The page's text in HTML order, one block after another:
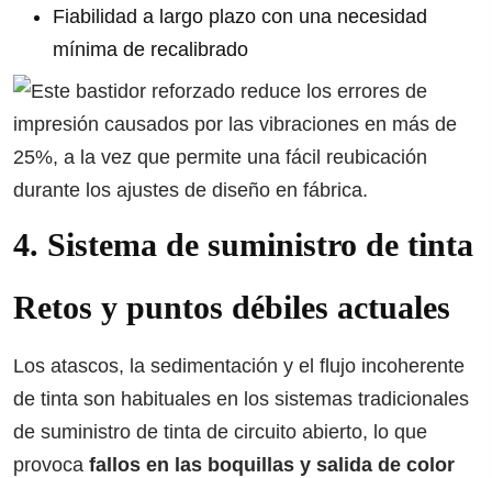
Fiabilidad a largo plazo con una necesidad
mínima de recalibrado
4. Sistema de suministro de tinta
Retos y puntos débiles actuales
Los atascos, la sedimentación y el flujo incoherente
de tinta son habituales en los sistemas tradicionales
de suministro de tinta de circuito abierto, lo que
provoca fallos en las boquillas y salida de color